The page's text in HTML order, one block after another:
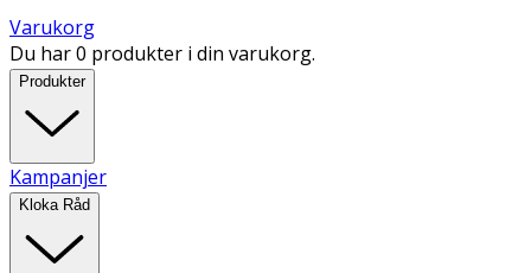
Varukorg
Du har 0 produkter i din varukorg.
Produkter
Kampanjer
Kloka Råd